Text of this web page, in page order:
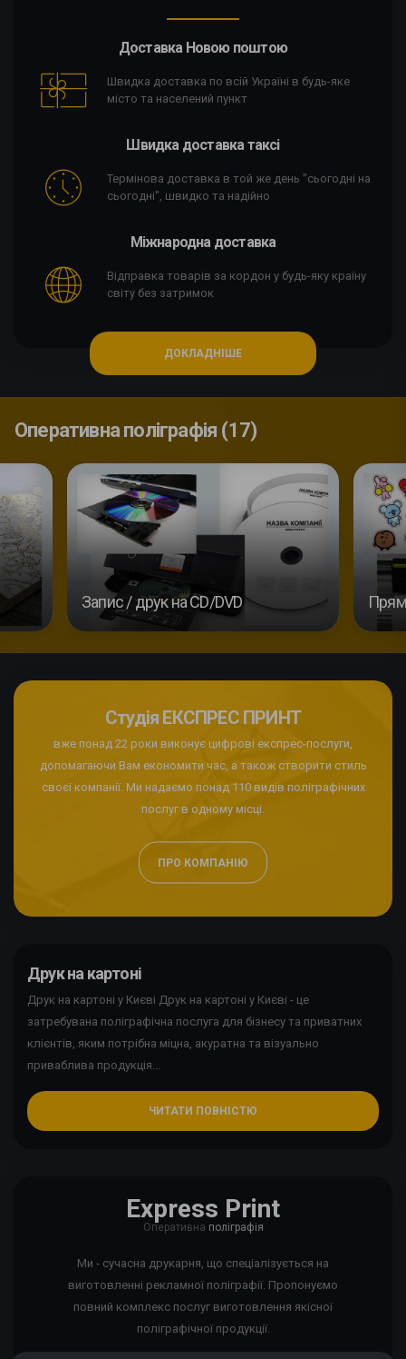
Доставка Новою поштою
Швидка доставка по всій Україні в будь-яке
місто та населений пункт
Швидка доставка таксі
Термінова доставка в той же день "сьогодні на
сьогодні", швидко та надійно
Міжнародна доставка
Відправка товарів за кордон у будь-яку країну
світу без затримок
ДОКЛАДНІШЕ
Оперативна поліграфія (17)
Запис / друк на CD/DVD
Студія ЕКСПРЕС ПРИНТ
вже понад 22 роки виконує цифрові експрес-послуги,
допомагаючи Вам економити час, а також створити стиль
своєї компанії. Ми надаємо понад 110 видів поліграфічних
послуг в одному місці.
ПРО КОМПАНІЮ
Друк на картоні
Друк на картоні у Києві Друк на картоні у Києві - це
затребувана поліграфічна послуга для бізнесу та приватних
клієнтів, яким потрібна міцна, акуратна та візуально
приваблива продукція...
ЧИТАТИ ПОВНІСТЮ
Express Print
Оперативна поліграфія
Ми - сучасна друкарня, що спеціалізується на
виготовленні рекламної поліграфії. Пропонуємо
повний комплекс послуг виготовлення якісної
поліграфічної продукції.